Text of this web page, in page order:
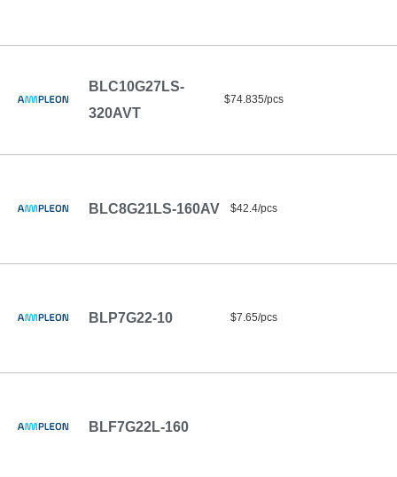
BLC10G27LS-
320AVT
$74.835/pcs
BLC8G21LS-160AV $42.4/pcs
BLP7G22-10 $7.65/pcs
BLF7G22L-160